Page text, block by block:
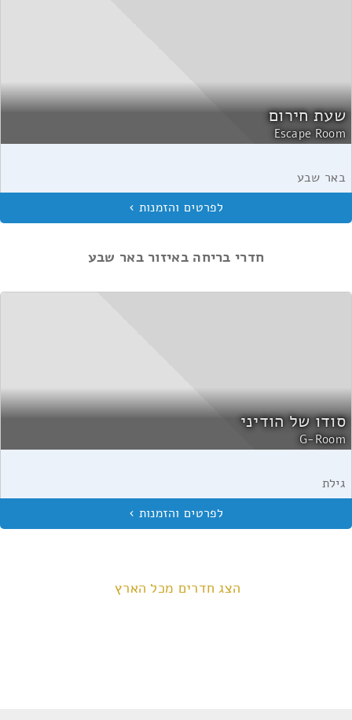
שעת חירום
Escape Room
באר שבע
חדרי בריחה באיזור באר שבע
סודו של הודיני
G-Room
גילת
הצג חדרים מכל הארץ